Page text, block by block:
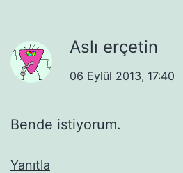
Aslı erçetin
06 Eylül 2013, 17:40
Bende istiyorum.
Yanıtla